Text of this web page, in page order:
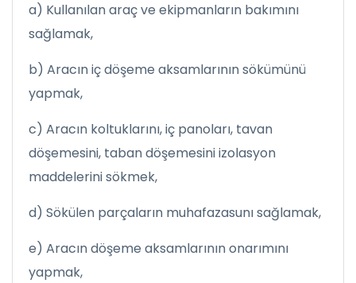
a) Kullanılan araç ve ekipmanların bakımını
sağlamak,
b) Aracın iç döşeme aksamlarının sökümünü
yapmak,
c) Aracın koltuklarını, iç panoları, tavan
döşemesini, taban döşemesini izolasyon
maddelerini sökmek,
d) Sökülen parçaların muhafazasunı sağlamak,
e) Aracın döşeme aksamlarının onarımını
yapmak,